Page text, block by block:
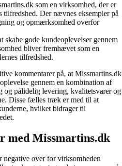
som en virksomhed, der er
tilfredshed. Der nævnes eksempler på
og opmærksomhed overfor
skabe gode kundeoplevelser gennem
bliver fremhævet som en
tilfredshed.
kommentarer på, at Missmartins.dk
gennem en kombination af
og pålidelig levering, kvalitetsvarer og
Disse fælles træk er med til at
hvilket bidrager til
med Missmartins.dk
negative over for virksomheden